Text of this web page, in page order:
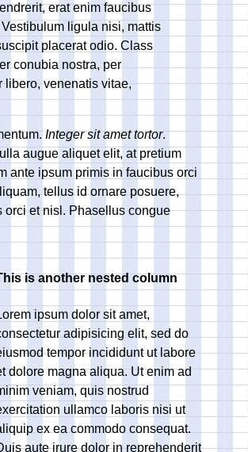
erat enim faucibus
ligula nisi, mattis
placerat odio. Class
conubia nostra, per
libero, venenatis vitae,
Integer sit amet tortor.
augue aliquet elit, at pretium
ante ipsum primis in faucibus orci
tellus id ornare posuere,
orci et nisl. Phasellus congue
is another nested column
ipsum dolor sit amet,
adipisicing elit, sed do
tempor incididunt ut labore
dolore magna aliqua. Ut enim ad
veniam, quis nostrud
ullamco laboris nisi ut
ex ea commodo consequat.
aute irure dolor in reprehenderit